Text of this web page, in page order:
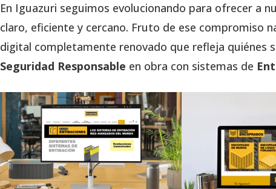
En Iguazuri seguimos evolucionando para ofrecer a
claro, eficiente y cercano. Fruto de ese compromiso
digital completamente renovado que refleja quiénes
Seguridad Responsable en obra con sistemas de